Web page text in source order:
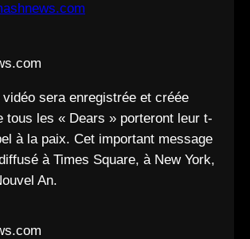
sera enregistrée et créée
tous les « Dears » porteront leur t-
à la paix. Cet important message
à Times Square, à New York,
An.